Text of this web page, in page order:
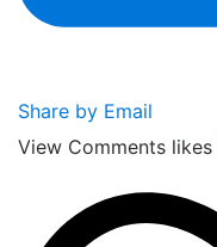
Share by Email
View Comments likes